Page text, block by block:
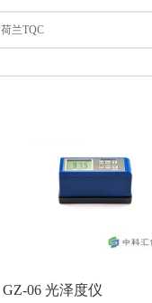
荷兰TQC
GZ-06 光泽度仪